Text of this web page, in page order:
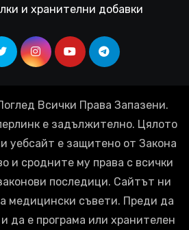
и хранителни добавки
Всички Права Запазени.
е задължително. Цялото
уебсайт е защитено от Закона
и сродните му права с всички
последици. Сайтът ни
медицински съвети. Преди да
да е програма или хранителен